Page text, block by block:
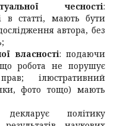
чесності:
в статті, мають бути
автора, без
власності: подаючи
робота не порушує
ілюстративний
фото тощо) мають
політику